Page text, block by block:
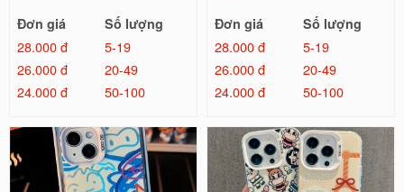
Đơn giá
Số lượng
28.000 đ
5-19
26.000 đ
20-49
24.000 đ
50-100
Đơn giá
Số lượng
28.000 đ
5-19
26.000 đ
20-49
24.000 đ
50-100